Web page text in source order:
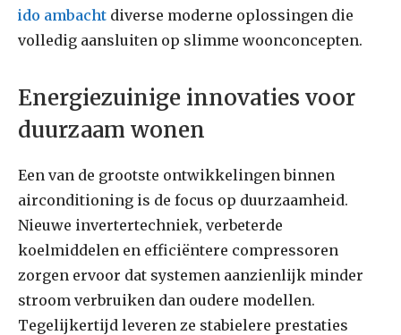
ido ambacht diverse moderne oplossingen die
volledig aansluiten op slimme woonconcepten.
Energiezuinige innovaties voor
duurzaam wonen
Een van de grootste ontwikkelingen binnen
airconditioning is de focus op duurzaamheid.
Nieuwe invertertechniek, verbeterde
koelmiddelen en efficiëntere compressoren
zorgen ervoor dat systemen aanzienlijk minder
stroom verbruiken dan oudere modellen.
Tegelijkertijd leveren ze stabielere prestaties